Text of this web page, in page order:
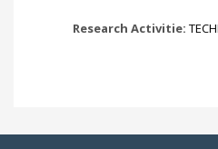
Research Activitie: